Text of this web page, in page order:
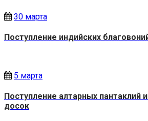
30 марта
Поступление индийских
5 марта
Поступление алтарных пантаклий
досок